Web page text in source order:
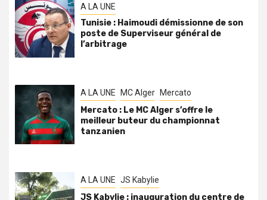
A LA UNE
Tunisie : Haimoudi démissionne de son
poste de Superviseur général de
l’arbitrage
A LA UNE MC Alger Mercato
Mercato : Le MC Alger s’offre le
meilleur buteur du championnat
tanzanien
A LA UNE JS Kabylie
JS Kabylie : inauguration du centre de